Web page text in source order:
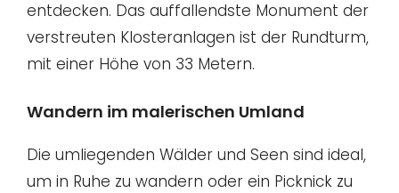
entdecken. Das auffallendste Monument der
verstreuten Klosteranlagen ist der Rundturm,
mit einer Höhe von 33 Metern.
Wandern im malerischen Umland
Die umliegenden Wälder und Seen sind ideal,
um in Ruhe zu wandern oder ein Picknick zu